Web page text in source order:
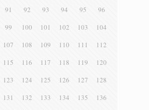
91 92 93 94 95
96
99 100 101 102 103
104
107 108 109 110 111
112
115 116 117 118 119
120
123 124 125 126 127
128
131 132 133 134 135
136